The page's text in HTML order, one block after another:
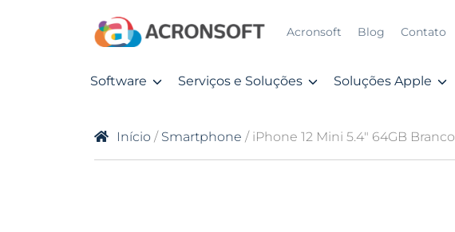
Acronsoft Blog Contato
Software Serviços e Soluções Soluções Apple
Início / Smartphone / iPhone 12 Mini 5.4″ 64GB Branco